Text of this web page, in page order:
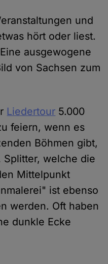
und
hört oder liest.
ausgewogene
von Sachsen zum
Liedertour 5.000
feiern, wenn es
Böhmen gibt,
Splitter, welche die
Mittelpunkt
ist ebenso
werden. Oft haben
dunkle Ecke